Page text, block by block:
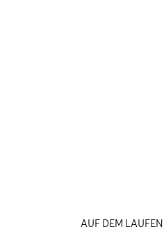
AUF DEM